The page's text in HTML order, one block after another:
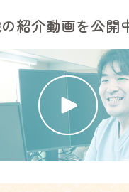
紹介動画を公開